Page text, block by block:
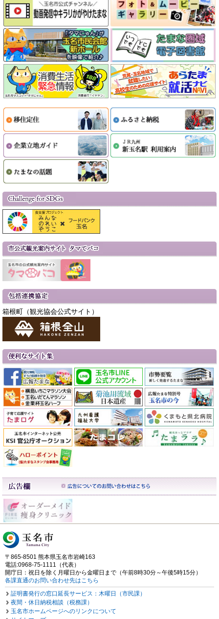
箱根町（観光協会公式サイト）
〒865-8501 熊本県玉名市岩崎163
電話:0968-75-1111（代表）
開庁日：祝日を除く月曜日から金曜日まで（午前8時30分～午後5時15分）
各課直通のお問い合わせ先はこちら
証明書発行の窓口延長サービス：木曜日（市民課）
夜間・休日納税相談（税務課）
玉名市ホームページへのリンクについて